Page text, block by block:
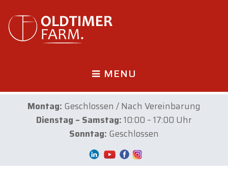
MENU
Montag: Geschlossen / Nach Vereinbarung
Dienstag – Samstag:10:00 – 17:00 Uhr
Sonntag: Geschlossen